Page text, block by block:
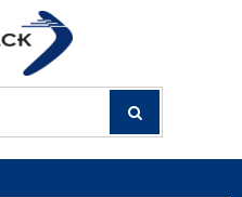
TIL
BESTE